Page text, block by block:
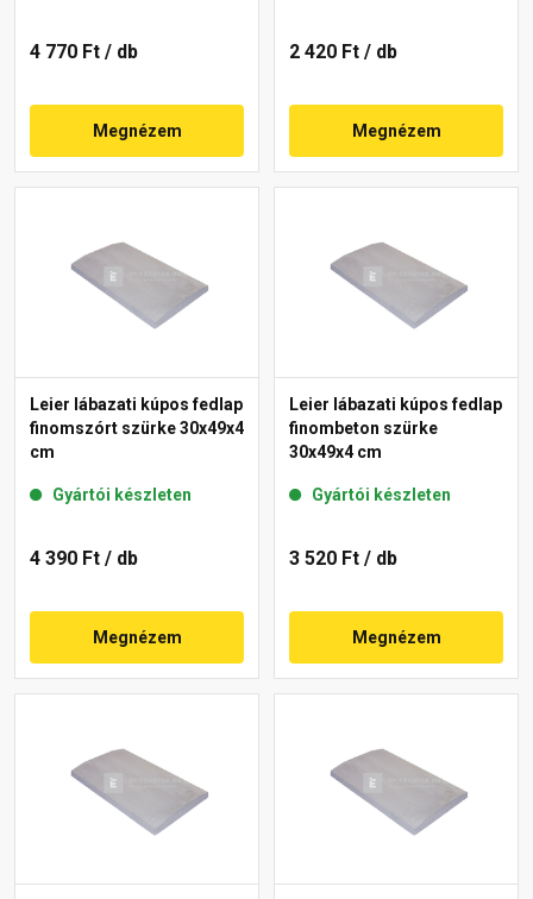
4 770 Ft / db
Megnézem
2 420 Ft / db
Megnézem
Leier lábazati kúpos fedlap
finomszórt szürke 30x49x4
cm
Gyártói készleten
4 390 Ft / db
Megnézem
Leier lábazati kúpos fedlap
finombeton szürke
30x49x4 cm
Gyártói készleten
3 520 Ft / db
Megnézem